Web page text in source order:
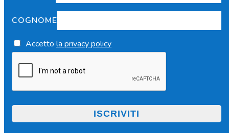
COGNOME
Accetto la privacy policy